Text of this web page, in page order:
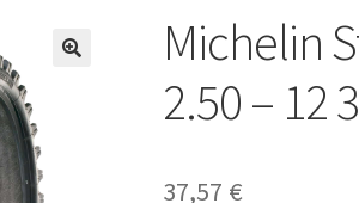
Michelin
2.50 – 12
37,57 €